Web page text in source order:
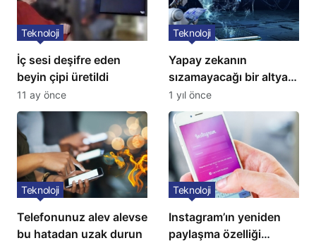
İç sesi deşifre eden
beyin çipi üretildi
Teknoloji
11 ay önce
Yapay zekanın
sızamayacağı bir altyapı
geliştirildi
Teknoloji
1 yıl önce
Telefonunuz alev alevse
bu hatadan uzak durun
Teknoloji
Instagram’ın yeniden
paylaşma özelliği
Teknoloji